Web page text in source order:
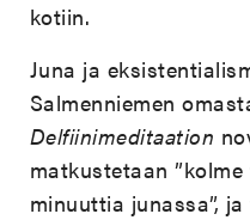
kotiin.
Juna ja
Salmenniemen
Delfiinimeditaation
matkustetaan
minuuttia junassa”,